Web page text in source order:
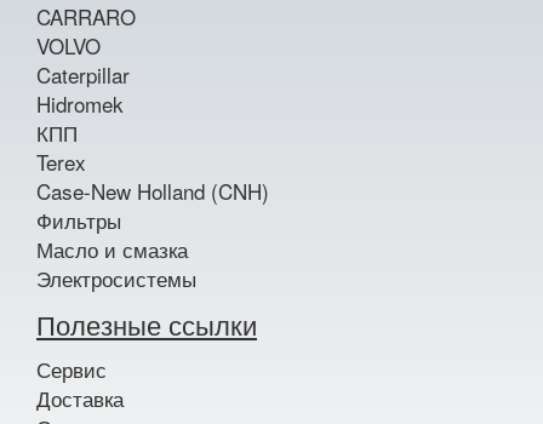
CARRARO
VOLVO
Caterpillar
Hidromek
КПП
Terex
Case-New Holland (CNH)
Фильтры
Масло и смазка
Электросистемы
Полезные ссылки
Сервис
Доставка